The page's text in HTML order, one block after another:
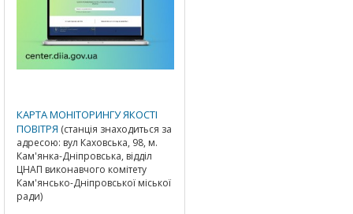
КАРТА МОНІТОРИНГУ ЯКОСТІ
ПОВІТРЯ (станція знаходиться за
адресою: вул Каховська, 98, м.
Кам'янка-Дніпровська, відділ
ЦНАП виконавчого комітету
Кам'янсько-Дніпровської міської
ради)